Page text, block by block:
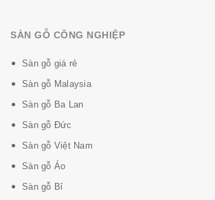
cần keo.
SÀN GỖ CÔNG NGHIỆP
Sàn gỗ giá rẻ
Sàn gỗ Malaysia
Sàn gỗ Ba Lan
Sàn gỗ Đức
Sàn gỗ Việt Nam
Sàn gỗ Áo
Sàn gỗ Bỉ